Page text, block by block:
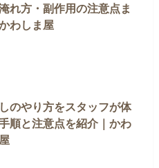
れ方・副作用の注意点ま
わしま屋
のやり方をスタッフが体
順と注意点を紹介｜かわ